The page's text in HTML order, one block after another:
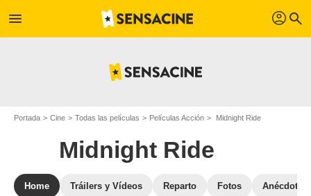
menu profil search
Portada Cine Todas las películas Películas Acción Midnight Ride
Midnight Ride
Home Tráilers y Vídeos Reparto Fotos Anécdotas